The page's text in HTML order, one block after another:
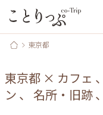
東京都
東京都 × カフェ 、
ン 、 名所・旧跡、